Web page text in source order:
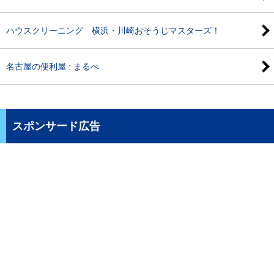
ハウスクリーニング 横浜・川崎おそうじマスターズ！
名古屋の便利屋 : まるべ
スポンサード広告